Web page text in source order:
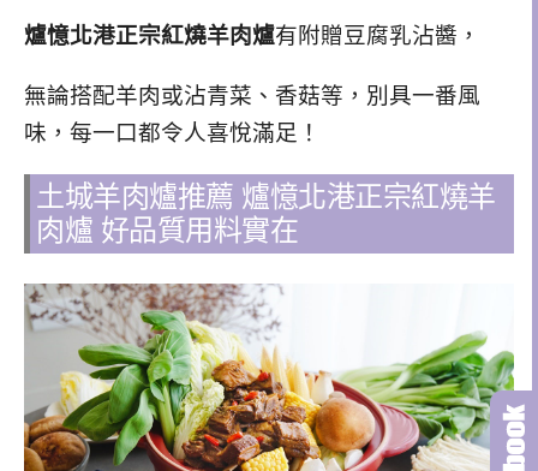
爐憶北港正宗紅燒羊肉爐有附贈豆腐乳沾醬，
無論搭配羊肉或沾青菜、香菇等，別具一番風
味，每一口都令人喜悅滿足！
土城羊肉爐推薦 爐憶北港正宗紅燒羊
肉爐 好品質用料實在